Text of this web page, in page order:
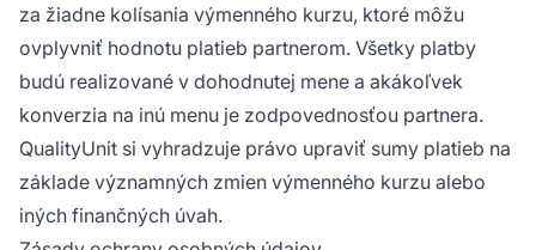
za žiadne kolísania výmenného kurzu, ktoré môžu
ovplyvniť hodnotu platieb partnerom. Všetky platby
budú realizované v dohodnutej mene a akákoľvek
konverzia na inú menu je zodpovednosťou partnera.
QualityUnit si vyhradzuje právo upraviť sumy platieb na
základe významných zmien výmenného kurzu alebo
iných finančných úvah.